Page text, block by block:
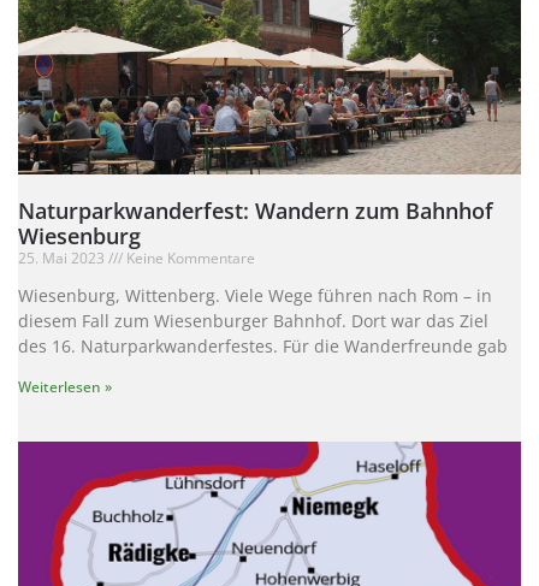
Naturparkwanderfest: Wandern zum Bahnhof
Wiesenburg
25. Mai 2023 Keine Kommentare
Wiesenburg, Wittenberg. Viele Wege führen nach Rom – in
diesem Fall zum Wiesenburger Bahnhof. Dort war das Ziel
des 16. Naturparkwanderfestes. Für die Wanderfreunde gab
Weiterlesen »